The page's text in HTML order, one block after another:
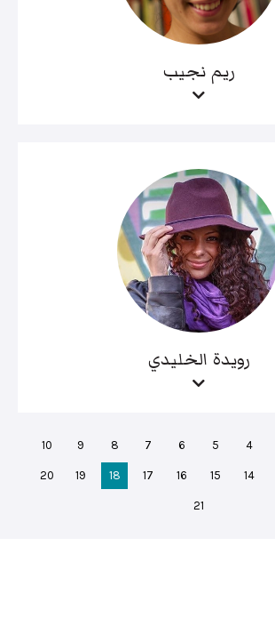
ريم نجيب
رويدة الخليدي
4
5
6
7
8
9
10
14
15
16
17
18
19
20
21